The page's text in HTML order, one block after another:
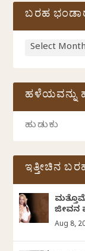
ಬರಹ
ಹಳೆಯವನ್ನು
ಇತ್ತೀಚಿನ
ಜೀವನ
Aug 8,